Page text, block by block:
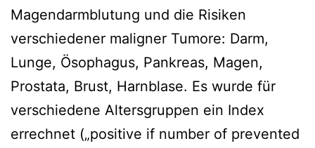
Magendarmblutung und die Risiken
verschiedener maligner Tumore: Darm,
Lunge, Ösophagus, Pankreas, Magen,
Prostata, Brust, Harnblase. Es wurde für
verschiedene Altersgruppen ein Index
errechnet („positive if number of prevented